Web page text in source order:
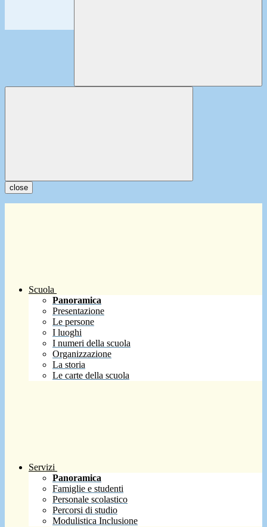
close
Scuola
Panoramica
Presentazione
Le persone
I luoghi
I numeri della scuola
Organizzazione
La storia
Le carte della scuola
Servizi
Panoramica
Famiglie e studenti
Personale scolastico
Percorsi di studio
Modulistica Inclusione